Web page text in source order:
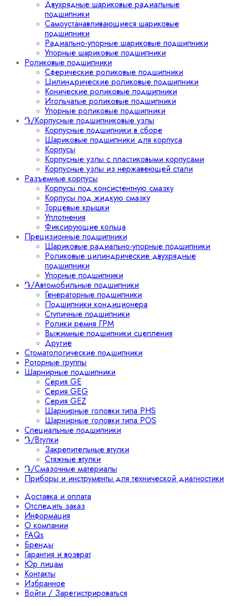
Двухрядные шариковые радиальные
подшипники
Самоустанавливающиеся шариковые
подшипники
Радиально-упорные шариковые подшипники
Упорные шариковые подшипники
Роликовые подшипники
Сферические роликовые подшипники
Цилиндрические роликовые подшипники
Конические роликовые подшипники
Игольчатые роликовые подшипники
Упорные роликовые подшипники
Դ/Корпусные подшипниковые узлы
Корпусные подшипники в сборе
Шариковые подшипники для корпуса
Корпусы
Корпусные узлы с пластиковыми корпусами
Корпусные узлы из нержавеющей стали
Разъемные корпусы
Корпусы под консистентную смазку
Корпусы под жидкую смазку
Торцевые крышки
Уплотнения
Фиксирующие кольца
Прецизионные подшипники
Шариковые радиально-упорные подшипники
Роликовые цилиндрические двухрядные
подшипники
Упорные подшипники
Դ/Автомобильные подшипники
Генераторные подшипники
Подшипники кондиционера
Ступичные подшипники
Ролики ремня ГРМ
Выжимные подшипники сцепления
Другие
Стоматологические подшипники
Роторные группы
Шарнирные подшипники
Серия GE
Серия GEG
Серия GEZ
Шарнирные головки типа PHS
Шарнирные головки типа POS
Специальные подшипники
Դ/Втулки
Закрепительные втулки
Стяжные втулки
Դ/Смазочные материалы
Приборы и инструменты для технической диагностики
Доставка и оплата
Отследить заказ
Информация
О компании
FAQs
Бренды
Гарантия и возврат
Юр лицам
Контакты
Избранное
Войти / Зарегистрироваться